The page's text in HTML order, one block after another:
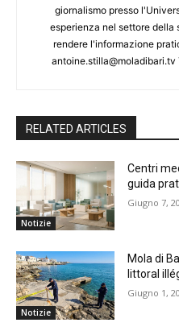
giornalismo presso
esperienza nel settore della
rendere l'informazione
RELATED ARTICLES
Notizie
Centri
guida
Giugno 7,
Notizie
Mola di
littoral
Giugno 1,